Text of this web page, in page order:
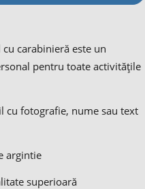
carabinieră este un
pentru toate activitățile
cu fotografie, nume sau text
argintie
superioară